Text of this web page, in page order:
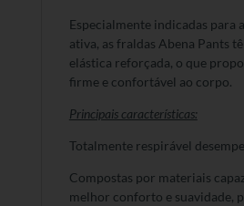
Especialmente indicadas para
ativa, as fraldas Abena Pants
elástica reforçada, o que
firme e confortável ao corpo.
Principais características:
Totalmente respirável
Compostas por materiais
melhor conforto e suavidade,